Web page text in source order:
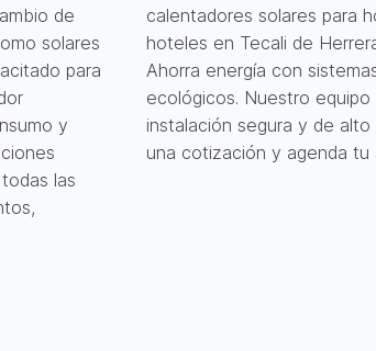
de
solares
para
y
las
calentadores solares para
hoteles en Tecali de
Ahorra energía con
ecológicos. Nuestro equipo
instalación segura y de
una cotización y agenda tu